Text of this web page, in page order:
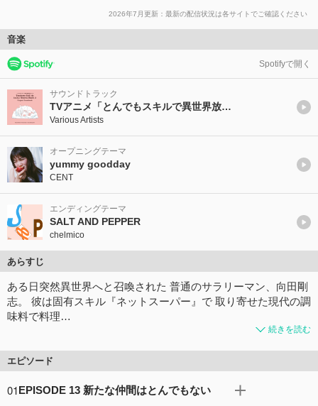
2026年7月更新：最新の配信状況は各サイトでご確認ください
音楽
Spotifyで開く
サウンドトラック
TVアニメ「とんでもスキルで異世界放浪メシ２」オリジナル・サウンドトラック
Various Artists
オープニングテーマ
yummy goodday
CENT
エンディングテーマ
SALT AND PEPPER
chelmico
あらすじ
ある日突然異世界へと召喚された 普通のサラリーマン、向田剛
志。 彼は固有スキル『ネットスーパー』で 取り寄せた現代の調
味料で料理…
続きを読む
エピソード
01EPISODE 13 新たな仲間はとんでもない